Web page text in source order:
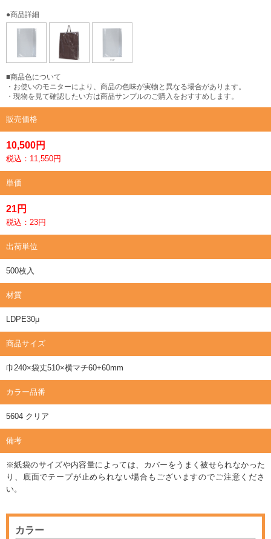
●商品詳細
■商品色について
・お使いのモニターにより、商品の色味が実物と異なる場合があります。
・現物を見て確認したい方は商品サンプルのご購入をおすすめします。
販売価格
10,500円
税込：11,550円
単価
21円
税込：23円
出荷単位
500枚入
材質
LDPE30μ
商品サイズ
巾240×袋丈510×横マチ60+60mm
カラー品番
5604 クリア
備考
※紙袋のサイズや内容量によっては、カバーをうまく被せられなかった
り、底面でテープが止められない場合もございますのでご注意くださ
い。
カラー